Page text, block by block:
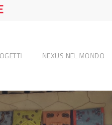
NEXUS NEL MONDO